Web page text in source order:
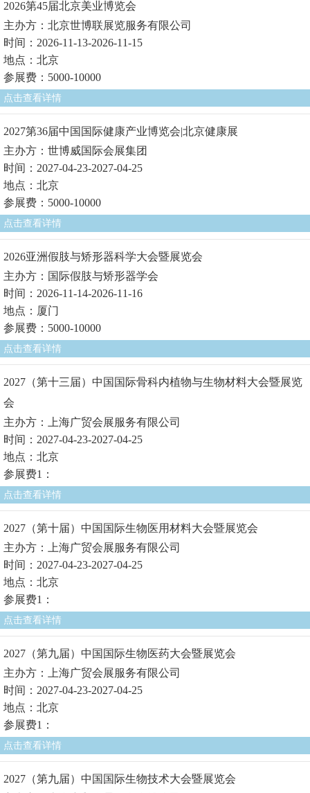
2026第45届北京美业博览会
主办方：北京世博联展览服务有限公司
时间：2026-11-13-2026-11-15
地点：北京
参展费：5000-10000
点击查看详情
2027第36届中国国际健康产业博览会|北京健康展
主办方：世博威国际会展集团
时间：2027-04-23-2027-04-25
地点：北京
参展费：5000-10000
点击查看详情
2026亚洲假肢与矫形器科学大会暨展览会
主办方：国际假肢与矫形器学会
时间：2026-11-14-2026-11-16
地点：厦门
参展费：5000-10000
点击查看详情
2027（第十三届）中国国际骨科内植物与生物材料大会暨展览
会
主办方：上海广贸会展服务有限公司
时间：2027-04-23-2027-04-25
地点：北京
参展费1：
点击查看详情
2027（第十届）中国国际生物医用材料大会暨展览会
主办方：上海广贸会展服务有限公司
时间：2027-04-23-2027-04-25
地点：北京
参展费1：
点击查看详情
2027（第九届）中国国际生物医药大会暨展览会
主办方：上海广贸会展服务有限公司
时间：2027-04-23-2027-04-25
地点：北京
参展费1：
点击查看详情
2027（第九届）中国国际生物技术大会暨展览会